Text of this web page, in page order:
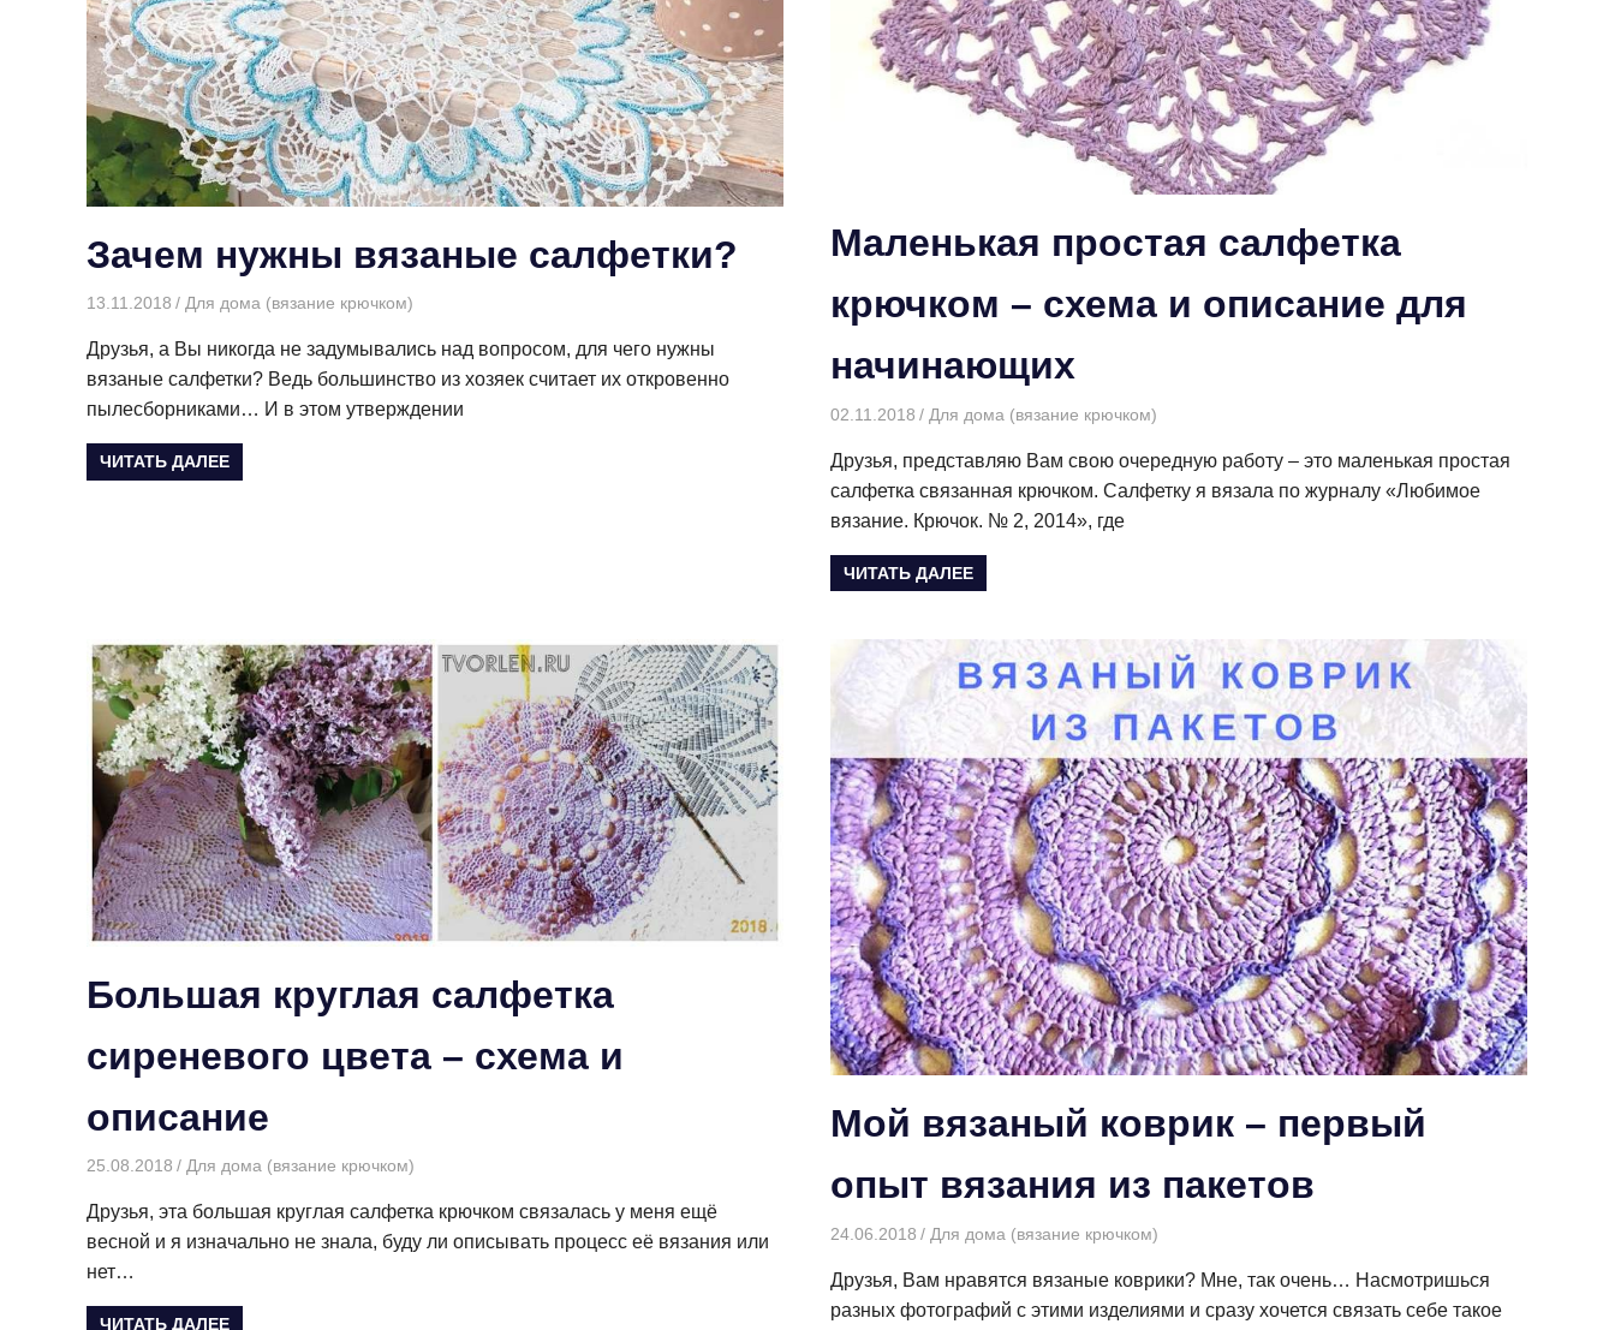
Зачем нужны вязаные салфетки?
13.11.2018 Творогова Елена
Для дома (вязание крючком)
Друзья, а Вы никогда не задумывались над вопросом, для чего нужны
вязаные салфетки? Ведь большинство из хозяек считает их откровенно
пылесборниками… И в этом утверждении
ЧИТАТЬ ДАЛЕЕ
Маленькая простая салфетка
крючком – схема и описание для
начинающих
02.11.2018 Творогова Елена
Для дома (вязание крючком)
Друзья, представляю Вам свою очередную работу – это маленькая простая
салфетка связанная крючком. Салфетку я вязала по журналу «Любимое
вязание. Крючок. № 2, 2014», где
ЧИТАТЬ ДАЛЕЕ
Большая круглая салфетка
сиреневого цвета – схема и
описание
25.08.2018 Творогова Елена
Для дома (вязание крючком)
Друзья, эта большая круглая салфетка крючком связалась у меня ещё
весной и я изначально не знала, буду ли описывать процесс её вязания или
нет…
ЧИТАТЬ ДАЛЕЕ
Мой вязаный коврик – первый
опыт вязания из пакетов
24.06.2018 Творогова Елена
Для дома (вязание крючком)
Друзья, Вам нравятся вязаные коврики? Мне, так очень… Насмотришься
разных фотографий с этими изделиями и сразу хочется связать себе такое